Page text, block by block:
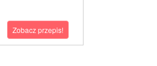
Zobacz przepis!